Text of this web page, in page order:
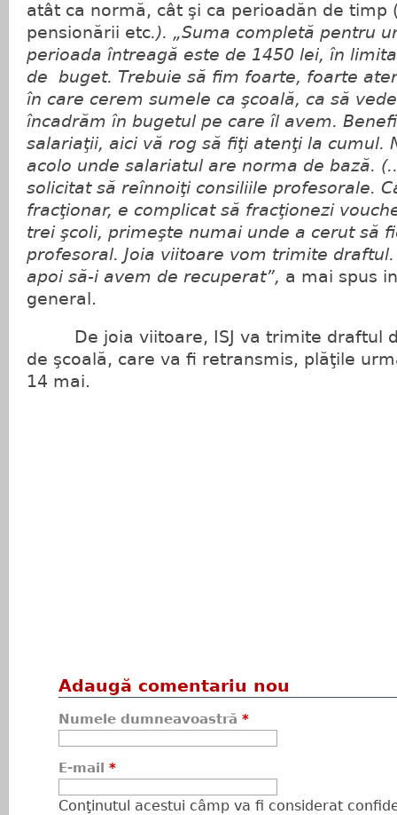
atât ca normă, cât şi ca perioadăn de timp
pensionării etc.). „Suma completă pentru
perioada întreagă este de 1450 lei, în
de buget. Trebuie să fim foarte, foarte
în care cerem sumele ca şcoală, ca să
încadrăm în bugetul pe care îl avem.
salariaţii, aici vă rog să fiţi atenţi la cumul.
acolo unde salariatul are norma de bază.
solicitat să reînnoiţi consiliile profesorale.
fracţionar, e complicat să fracţionezi
trei şcoli, primeşte numai unde a cerut să
profesoral. Joia viitoare vom trimite
apoi să-i avem de recuperat”, a mai spus
general.
De joia viitoare, ISJ va trimite draftul
de şcoală, care va fi retransmis, plăţile
14 mai.
Adaugă comentariu nou
Numele dumneavoastră *
E-mail *
Conţinutul acestui câmp va fi considerat